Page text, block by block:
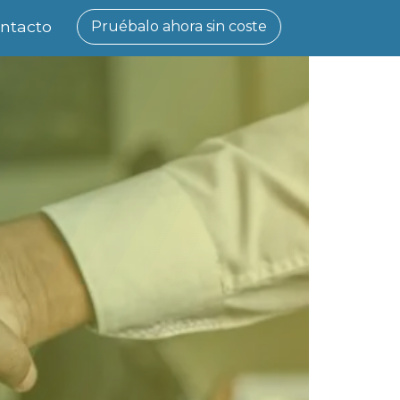
Pruébalo ahora sin coste